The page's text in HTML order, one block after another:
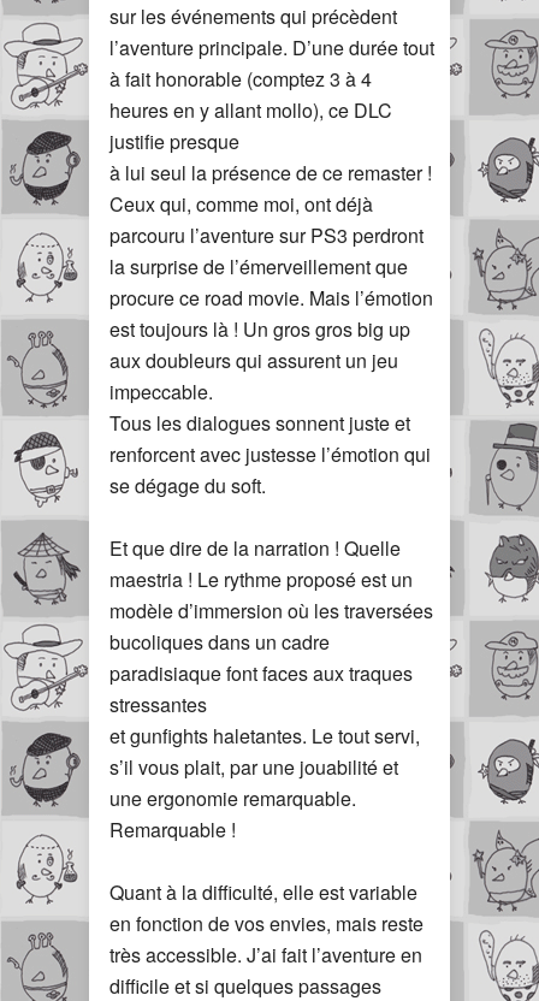
sur les événements qui précèdent
l’aventure principale. D’une durée tout
à fait honorable (comptez 3 à 4
heures en y allant mollo), ce DLC
justifie presque
à lui seul la présence de ce remaster !
Ceux qui, comme moi, ont déjà
parcouru l’aventure sur PS3 perdront
la surprise de l’émerveillement que
procure ce road movie. Mais l’émotion
est toujours là ! Un gros gros big up
aux doubleurs qui assurent un jeu
impeccable.
Tous les dialogues sonnent juste et
renforcent avec justesse l’émotion qui
se dégage du soft.
Et que dire de la narration ! Quelle
maestria ! Le rythme proposé est un
modèle d’immersion où les traversées
bucoliques dans un cadre
paradisiaque font faces aux traques
stressantes
et gunfights haletantes. Le tout servi,
s’il vous plait, par une jouabilité et
une ergonomie remarquable.
Remarquable !
Quant à la difficulté, elle est variable
en fonction de vos envies, mais reste
très accessible. J’ai fait l’aventure en
difficile et si quelques passages